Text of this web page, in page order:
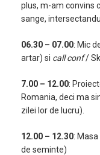
plus, m-am convins
sange,
06.30 – 07.00: Mic
artar) si call conf/
7.00 – 12.00:
Romania, deci ma
zilei lor de lucru).
12.00 – 12.30:
de seminte)